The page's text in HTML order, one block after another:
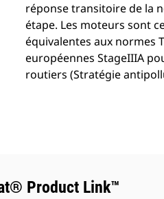
réponse transitoire de la
étape. Les moteurs sont
équivalentes aux normes
européennes StageIIIA
routiers (Stratégie
Product Link™